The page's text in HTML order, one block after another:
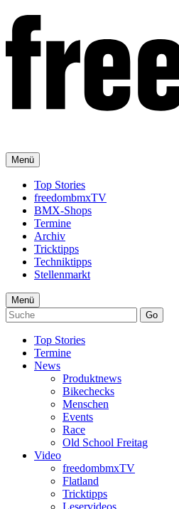
Menü
Top Stories
freedombmxTV
BMX-Shops
Termine
Archiv
Tricktipps
Techniktipps
Stellenmarkt
Menü
Go
Top Stories
Termine
News
Produktnews
Bikechecks
Menschen
Events
Race
Old School Freitag
Video
freedombmxTV
Flatland
Tricktipps
Leservideos